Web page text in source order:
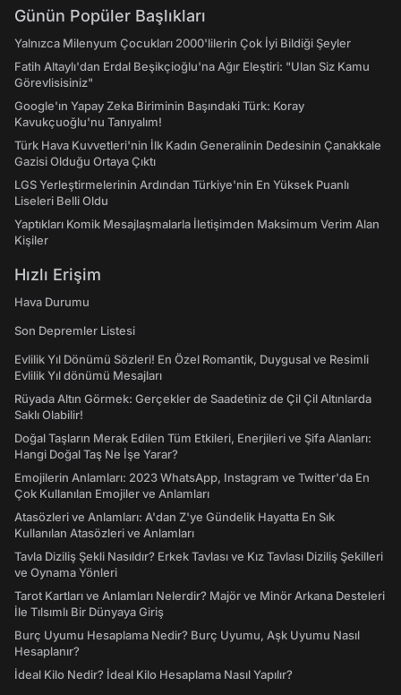
Günün Popüler Başlıkları
Yalnızca Milenyum Çocukları 2000'lilerin Çok İyi Bildiği Şeyler
Fatih Altaylı'dan Erdal Beşikçioğlu'na Ağır Eleştiri: "Ulan Siz Kamu
Görevlisisiniz"
Google'ın Yapay Zeka Biriminin Başındaki Türk: Koray
Kavukçuoğlu'nu Tanıyalım!
Türk Hava Kuvvetleri'nin İlk Kadın Generalinin Dedesinin Çanakkale
Gazisi Olduğu Ortaya Çıktı
LGS Yerleştirmelerinin Ardından Türkiye'nin En Yüksek Puanlı
Liseleri Belli Oldu
Yaptıkları Komik Mesajlaşmalarla İletişimden Maksimum Verim Alan
Kişiler
Hızlı Erişim
Hava Durumu
Son Depremler Listesi
Evlilik Yıl Dönümü Sözleri! En Özel Romantik, Duygusal ve Resimli
Evlilik Yıl dönümü Mesajları
Rüyada Altın Görmek: Gerçekler de Saadetiniz de Çil Çil Altınlarda
Saklı Olabilir!
Doğal Taşların Merak Edilen Tüm Etkileri, Enerjileri ve Şifa Alanları:
Hangi Doğal Taş Ne İşe Yarar?
Emojilerin Anlamları: 2023 WhatsApp, Instagram ve Twitter'da En
Çok Kullanılan Emojiler ve Anlamları
Atasözleri ve Anlamları: A'dan Z'ye Gündelik Hayatta En Sık
Kullanılan Atasözleri ve Anlamları
Tavla Diziliş Şekli Nasıldır? Erkek Tavlası ve Kız Tavlası Diziliş Şekilleri
ve Oynama Yönleri
Tarot Kartları ve Anlamları Nelerdir? Majör ve Minör Arkana Desteleri
İle Tılsımlı Bir Dünyaya Giriş
Burç Uyumu Hesaplama Nedir? Burç Uyumu, Aşk Uyumu Nasıl
Hesaplanır?
İdeal Kilo Nedir? İdeal Kilo Hesaplama Nasıl Yapılır?